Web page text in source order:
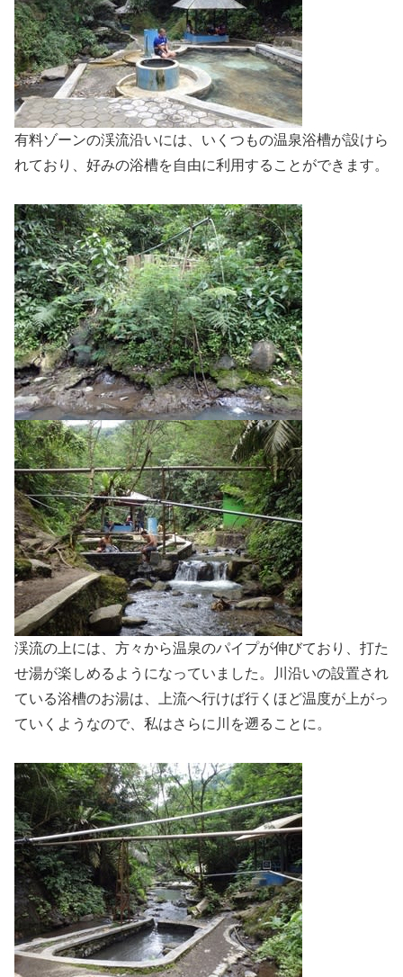
有料ゾーンの渓流沿いには、いくつもの温泉浴槽が設けら
れており、好みの浴槽を自由に利用することができます。
渓流の上には、方々から温泉のパイプが伸びており、打た
せ湯が楽しめるようになっていました。川沿いの設置され
ている浴槽のお湯は、上流へ行けば行くほど温度が上がっ
ていくようなので、私はさらに川を遡ることに。